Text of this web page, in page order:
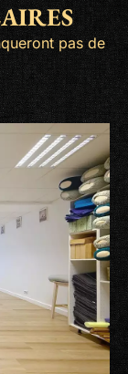
pas de